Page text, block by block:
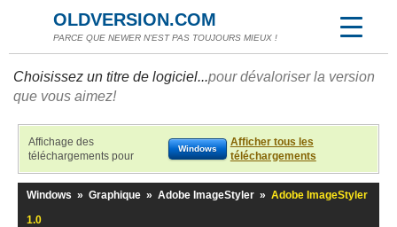
OLDVERSION.COM
PARCE QUE NEWER N'EST PAS TOUJOURS MIEUX !
Choisissez un titre de logiciel...pour dévaloriser la version
que vous aimez!
Affichage des
téléchargements pour
Windows
Afficher tous les
téléchargements
Windows » Graphique » Adobe ImageStyler » Adobe ImageStyler
1.0